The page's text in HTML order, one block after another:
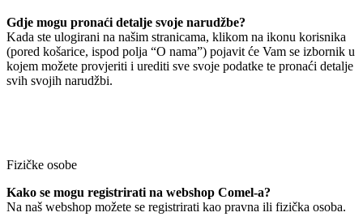
Gdje mogu pronaći detalje svoje narudžbe?
Kada ste ulogirani na našim stranicama, klikom na ikonu korisnika
(pored košarice, ispod polja “O nama”) pojavit će Vam se izbornik u
kojem možete provjeriti i urediti sve svoje podatke te pronaći detalje
svih svojih narudžbi.
Fizičke osobe
Kako se mogu registrirati na webshop Comel-a?
Na naš webshop možete se registrirati kao pravna ili fizička osoba.